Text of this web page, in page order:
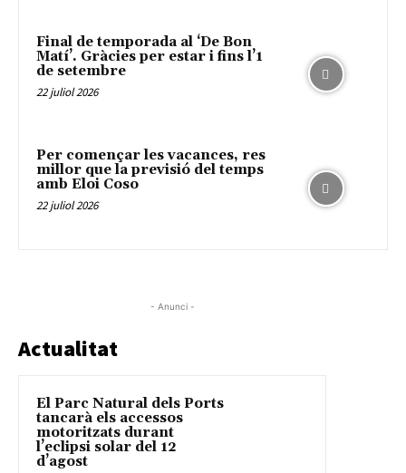
Final de temporada al ‘De Bon
Matí’. Gràcies per estar i fins l’1
de setembre
22 juliol 2026
Per començar les vacances, res
millor que la previsió del temps
amb Eloi Coso
22 juliol 2026
- Anunci -
Actualitat
El Parc Natural dels Ports
tancarà els accessos
motoritzats durant
l’eclipsi solar del 12
d’agost